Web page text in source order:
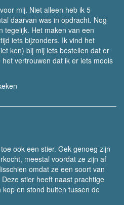
mij. Niet alleen heb ik 5
daarvan was in opdracht. Nog
tegelijk. Het maken van een
iets bijzonders. Ik vind het
ken) bij mij iets bestellen dat er
vertrouwen dat ik er iets moois
ook een stier. Gek genoeg zijn
meestal voordat ze zijn af
omdat ze een soort van
stier heeft naast prachtige
en stond buiten tussen de